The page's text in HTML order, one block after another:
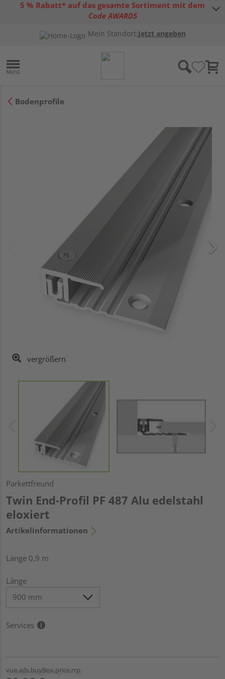
5 % Rabatt* auf das gesamte Sortiment mit dem
Code AWARD5
Gutscheinbedingungen
Mein Standort:Jetzt angeben
Bodenprofile
vergrößern
Parkettfreund
Twin End-Profil PF 487 Alu edelstahl
eloxiert
Artikelinformationen
Länge 0,9 m
Länge
Services
vue.ads.buyBox.price.rrp